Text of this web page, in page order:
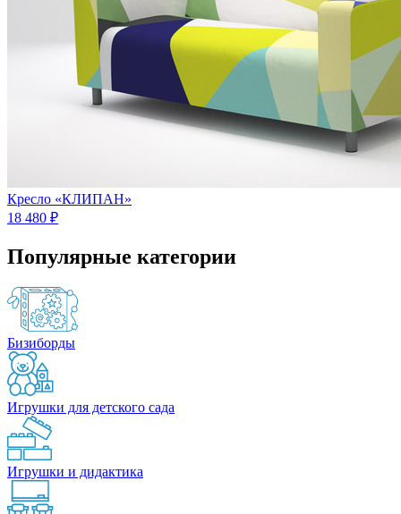
Кресло «КЛИПАН»
18 480 ₽
Популярные категории
Бизиборды
Игрушки для детского сада
Игрушки и дидактика